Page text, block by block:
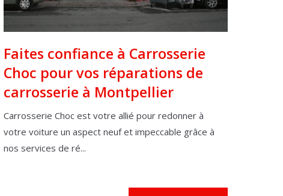
Faites confiance à Carrosserie
Choc pour vos réparations de
carrosserie à Montpellier
Carrosserie Choc est votre allié pour redonner à
votre voiture un aspect neuf et impeccable grâce à
nos services de ré...